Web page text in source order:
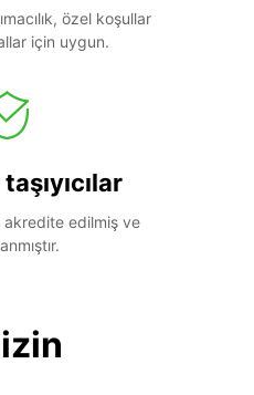
özel koşullar
için uygun.
akredite edilmiş ve